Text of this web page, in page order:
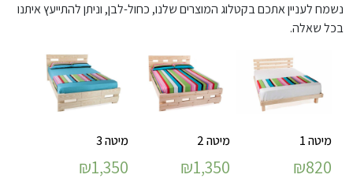
נשמח לעניין אתכם בקטלוג המוצרים שלנו, כחול-לבן, וניתן להתייעץ איתנו
בכל שאלה.
מיטה 1
₪820
מיטה 2
₪1,350
מיטה 3
₪1,350